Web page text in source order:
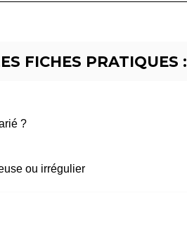
FICHES PRATIQUES :
?
ou irrégulier